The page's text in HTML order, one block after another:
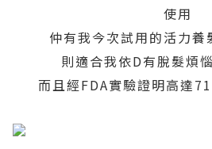
使用
仲有我今次試用的活力養
則適合我依D有脫髮煩
而且經FDA實驗證明高達